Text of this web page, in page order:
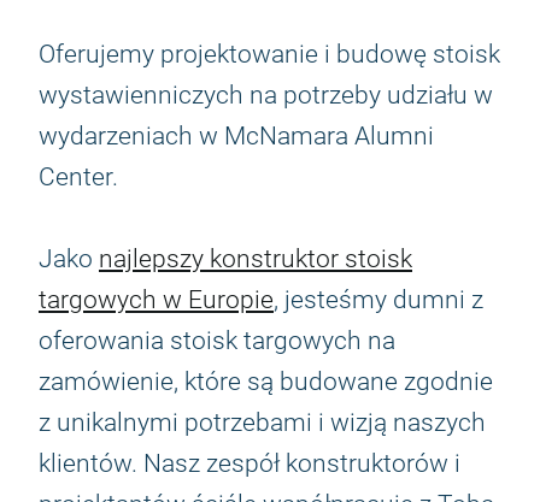
Oferujemy projektowanie i budowę stoisk
wystawienniczych na potrzeby udziału w
wydarzeniach w McNamara Alumni
Center.
Jako najlepszy konstruktor stoisk
targowych w Europie, jesteśmy dumni z
oferowania stoisk targowych na
zamówienie, które są budowane zgodnie
z unikalnymi potrzebami i wizją naszych
klientów. Nasz zespół konstruktorów i